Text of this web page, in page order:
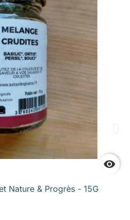

Nature & Progrès - 15G